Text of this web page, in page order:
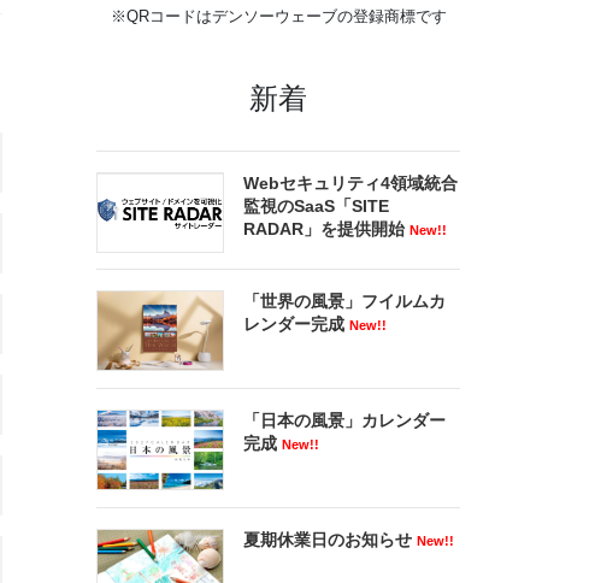
※QRコードはデンソーウェーブの登録商標です
新着
Webセキュリティ4領域統合
監視のSaaS「SITE
RADAR」を提供開始 New!!
「世界の風景」フイルムカ
レンダー完成 New!!
「日本の風景」カレンダー
完成 New!!
夏期休業日のお知らせ New!!